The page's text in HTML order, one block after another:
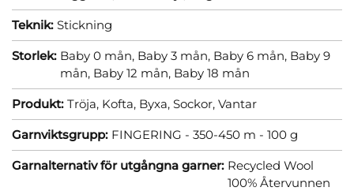
Teknik: Stickning
Storlek: Baby 0 mån, Baby 3 mån, Baby 6 mån, Baby 9
mån, Baby 12 mån, Baby 18 mån
Produkt: Tröja, Kofta, Byxa, Sockor, Vantar
Garnviktsgrupp: FINGERING - 350-450 m - 100 g
Garnalternativ för utgångna garner: Recycled Wool
100% Återvunnen